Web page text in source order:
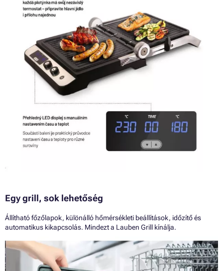
Egy grill, sok lehetőség
Állítható főzőlapok, különálló hőmérsékleti beállítások, időzítő és
automatikus kikapcsolás. Mindezt a Lauben Grill kínálja.